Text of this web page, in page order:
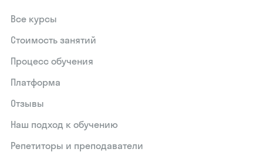
Все курсы
Стоимость занятий
Процесс обучения
Платформа
Отзывы
Наш подход к обучению
Репетиторы и преподаватели